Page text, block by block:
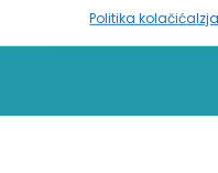
Politika kolačića
informacije o